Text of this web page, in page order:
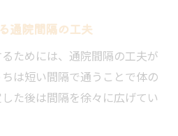
通院間隔の工夫
ためには、通院間隔の工夫が
は短い間隔で通うことで体の
た後は間隔を徐々に広げてい